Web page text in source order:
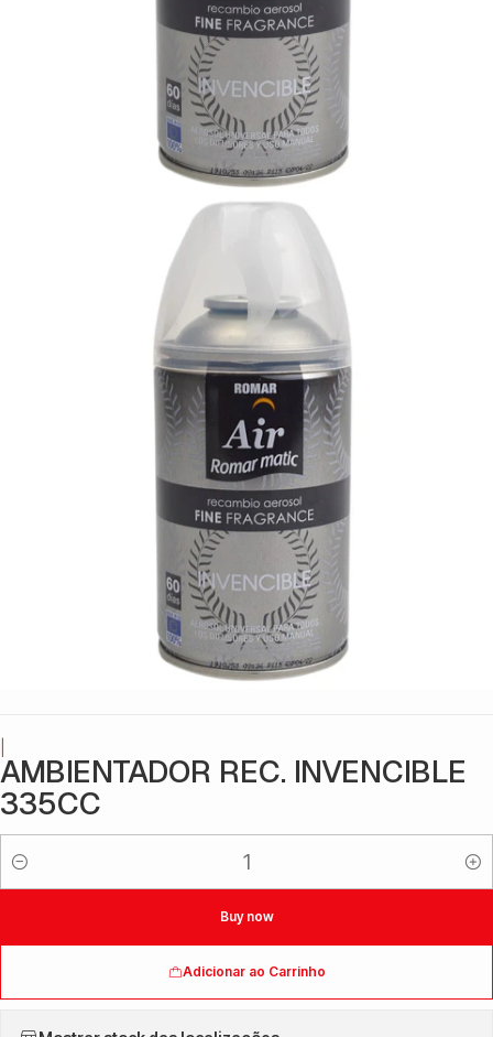
AMBIENTADOR REC. INVENCIBLE
335CC
Quantidade
Adicionar ao Carrinho
Buy now